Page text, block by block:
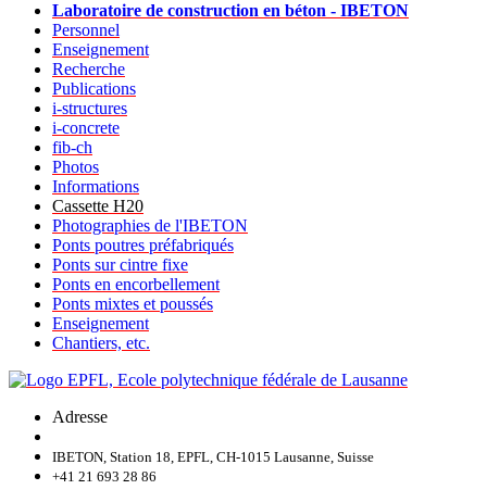
Laboratoire de construction en béton - IBETON
Personnel
Enseignement
Recherche
Publications
i-structures
i-concrete
fib-ch
Photos
Informations
Cassette H20
Photographies de l'IBETON
Ponts poutres préfabriqués
Ponts sur cintre fixe
Ponts en encorbellement
Ponts mixtes et poussés
Enseignement
Chantiers, etc.
Adresse
IBETON, Station 18, EPFL, CH-1015 Lausanne, Suisse
+41 21 693 28 86